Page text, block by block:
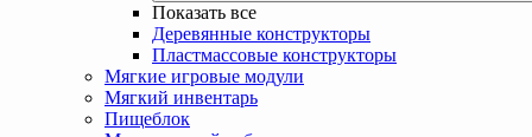
Показать все
Деревянные конструкторы
Пластмассовые конструкторы
Мягкие игровые модули
Мягкий инвентарь
Пищеблок